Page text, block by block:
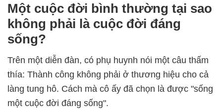
Một cuộc đời bình thường tại sao
không phải là cuộc đời đáng
sống?
Trên một diễn đàn, có phụ huynh nói một câu thấm
thía: Thành công không phải ở thương hiệu cho cả
làng tung hô. Cách mà cô ấy đã chọn là được "sống
một cuộc đời đáng sống".